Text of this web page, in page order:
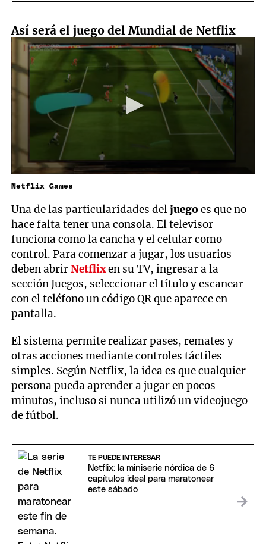
Así será el juego del Mundial de Netflix
Netflix Games
Una de las particularidades deljuegoes que no
hace falta tener una consola. El televisor
funciona como la cancha y el celular como
control. Para comenzar a jugar, los usuarios
deben abrirNetflixen su TV, ingresar a la
sección Juegos, seleccionar el título y escanear
con el teléfono un código QR que aparece en
pantalla.
El sistema permite realizar pases, remates y
otras acciones mediante controles táctiles
simples. Según Netflix, la idea es que cualquier
persona pueda aprender a jugar en pocos
minutos, incluso si nunca utilizó un videojuego
de fútbol.
TE PUEDE INTERESAR
Netflix: la miniserie nórdica de 6
capítulos ideal para maratonear
este sábado